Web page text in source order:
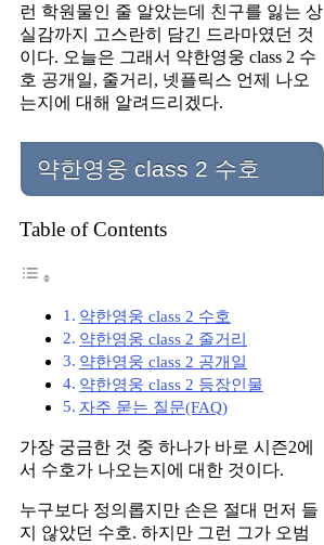
런 학원물인 줄 알았는데 친구를 잃는 상
실감까지 고스란히 담긴 드라마였던 것
이다. 오늘은 그래서 약한영웅 class 2 수
호 공개일, 줄거리, 넷플릭스 언제 나오
는지에 대해 알려드리겠다.
약한영웅 class 2 수호
Table of Contents
약한영웅 class 2 수호
약한영웅 class 2 줄거리
약한영웅 class 2 공개일
약한영웅 class 2 등장인물
자주 묻는 질문(FAQ)
가장 궁금한 것 중 하나가 바로 시즌2에
서 수호가 나오는지에 대한 것이다.
누구보다 정의롭지만 손은 절대 먼저 들
지 않았던 수호. 하지만 그런 그가 오범